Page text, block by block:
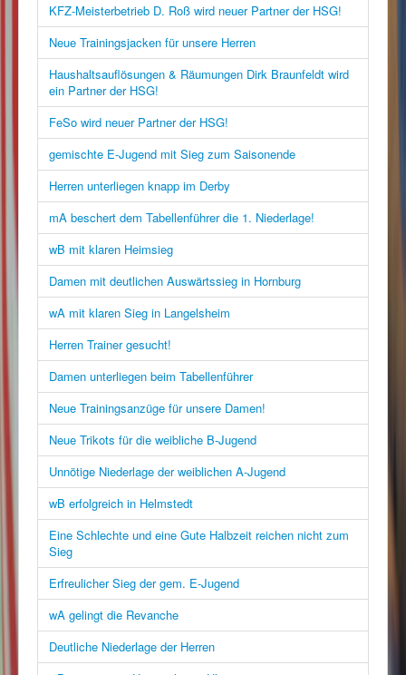
KFZ-Meisterbetrieb D. Roß wird neuer Partner der HSG!
Neue Trainingsjacken für unsere Herren
Haushaltsauflösungen & Räumungen Dirk Braunfeldt wird
ein Partner der HSG!
FeSo wird neuer Partner der HSG!
gemischte E-Jugend mit Sieg zum Saisonende
Herren unterliegen knapp im Derby
mA beschert dem Tabellenführer die 1. Niederlage!
wB mit klaren Heimsieg
Damen mit deutlichen Auswärtssieg in Hornburg
wA mit klaren Sieg in Langelsheim
Herren Trainer gesucht!
Damen unterliegen beim Tabellenführer
Neue Trainingsanzüge für unsere Damen!
Neue Trikots für die weibliche B-Jugend
Unnötige Niederlage der weiblichen A-Jugend
wB erfolgreich in Helmstedt
Eine Schlechte und eine Gute Halbzeit reichen nicht zum
Sieg
Erfreulicher Sieg der gem. E-Jugend
wA gelingt die Revanche
Deutliche Niederlage der Herren